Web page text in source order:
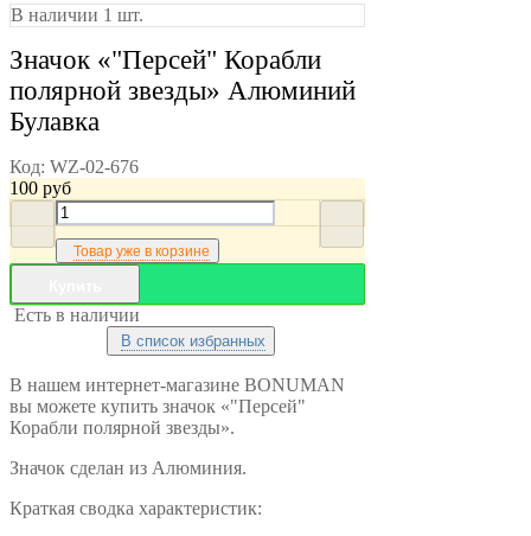
В наличии 1 шт.
Значок «"Персей" Корабли
полярной звезды» Алюминий
Булавка
Код: WZ-02-676
100 руб
Товар уже в корзине
Есть в наличии
В список избранных
В нашем интернет-магазине BONUMAN
вы можете купить значок «"Персей"
Корабли полярной звезды».
Значок сделан из Алюминия.
Краткая сводка характеристик: